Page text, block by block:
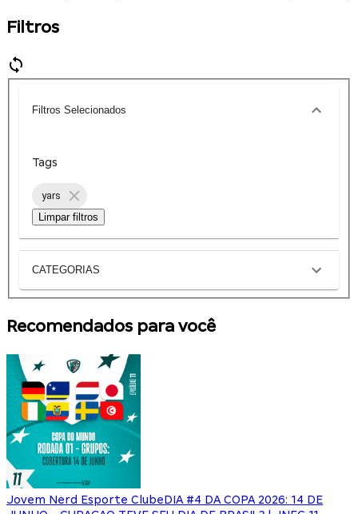
Filtros
Filtros Selecionados
Tags
yars
Limpar filtros
CATEGORIAS
Recomendados para você
Jovem Nerd Esporte ClubeDIA #4 DA COPA 2026: 14 DE